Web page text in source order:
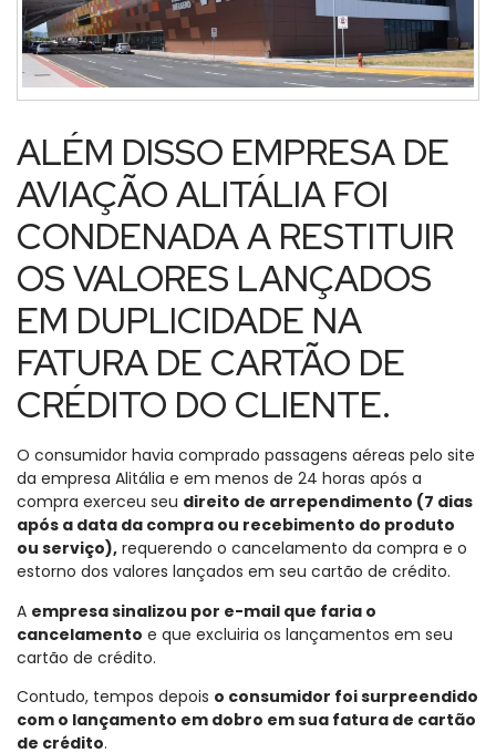
ALÉM DISSO EMPRESA DE
AVIAÇÃO ALITÁLIA FOI
CONDENADA A RESTITUIR
OS VALORES LANÇADOS
EM DUPLICIDADE NA
FATURA DE CARTÃO DE
CRÉDITO DO CLIENTE.
O consumidor havia comprado passagens aéreas pelo site
da empresa Alitália e em menos de 24 horas após a
compra exerceu seu direito de arrependimento (7 dias
após a data da compra ou recebimento do produto
ou serviço), requerendo o cancelamento da compra e o
estorno dos valores lançados em seu cartão de crédito.
A empresa sinalizou por e-mail que faria o
cancelamento e que excluiria os lançamentos em seu
cartão de crédito.
Contudo, tempos depois o consumidor foi surpreendido
com o lançamento em dobro em sua fatura de cartão
de crédito.